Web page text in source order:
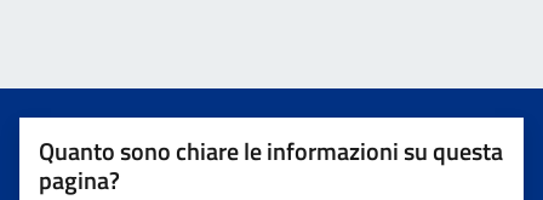
Quanto sono chiare le informazioni su questa
pagina?